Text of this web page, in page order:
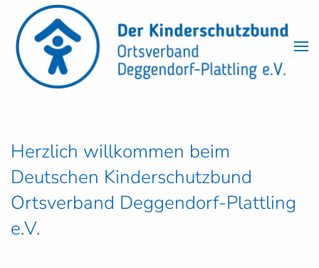
Skip to main content
Herzlich willkommen beim
Deutschen Kinderschutzbund
Ortsverband Deggendorf-Plattling
e.V.